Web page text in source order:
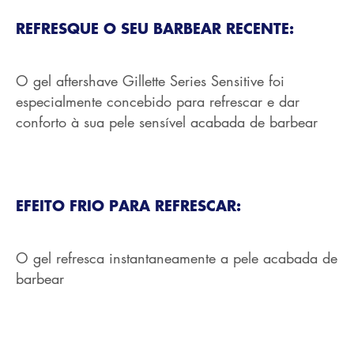
REFRESQUE O SEU BARBEAR RECENTE:
O gel aftershave Gillette Series Sensitive foi
especialmente concebido para refrescar e dar
conforto à sua pele sensível acabada de barbear
EFEITO FRIO PARA REFRESCAR:
O gel refresca instantaneamente a pele acabada de
barbear